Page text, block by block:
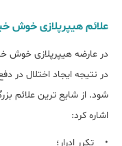
علائم هیپرپلازی خوش
در عارضه هیپرپلازی خوش
در نتیجه ایجاد اختلال در
شود. از شایع ترین علائم
اشاره کرد:
• تکرر ادرار؛